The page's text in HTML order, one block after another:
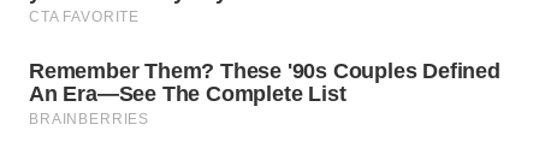
Media
Group